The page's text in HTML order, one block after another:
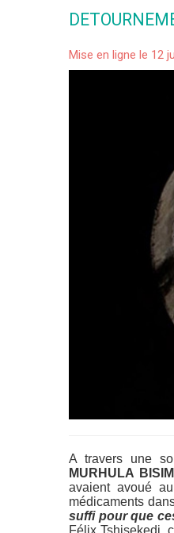
Mise en ligne le 12
A travers une
MURHULA
avaient avoué
médicaments
suffi pour que